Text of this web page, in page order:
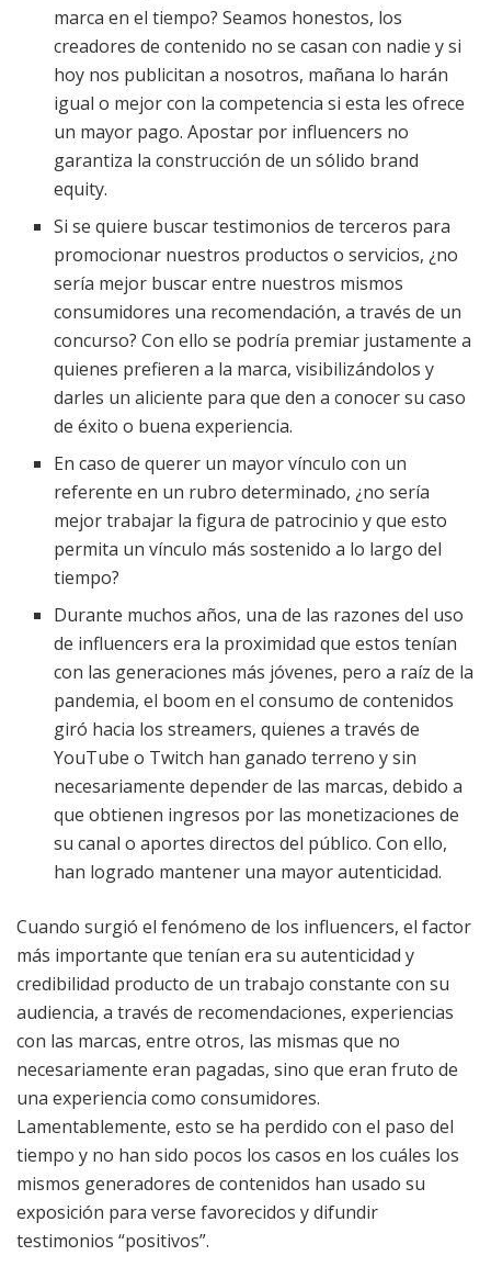
marca en el tiempo? Seamos honestos, los
creadores de contenido no se casan con nadie y si
hoy nos publicitan a nosotros, mañana lo harán
igual o mejor con la competencia si esta les ofrece
un mayor pago. Apostar por influencers no
garantiza la construcción de un sólido brand
equity.
Si se quiere buscar testimonios de terceros para
promocionar nuestros productos o servicios, ¿no
sería mejor buscar entre nuestros mismos
consumidores una recomendación, a través de un
concurso? Con ello se podría premiar justamente a
quienes prefieren a la marca, visibilizándolos y
darles un aliciente para que den a conocer su caso
de éxito o buena experiencia.
En caso de querer un mayor vínculo con un
referente en un rubro determinado, ¿no sería
mejor trabajar la figura de patrocinio y que esto
permita un vínculo más sostenido a lo largo del
tiempo?
Durante muchos años, una de las razones del uso
de influencers era la proximidad que estos tenían
con las generaciones más jóvenes, pero a raíz de la
pandemia, el boom en el consumo de contenidos
giró hacia los streamers, quienes a través de
YouTube o Twitch han ganado terreno y sin
necesariamente depender de las marcas, debido a
que obtienen ingresos por las monetizaciones de
su canal o aportes directos del público. Con ello,
han logrado mantener una mayor autenticidad.
Cuando surgió el fenómeno de los influencers, el factor
más importante que tenían era su autenticidad y
credibilidad producto de un trabajo constante con su
audiencia, a través de recomendaciones, experiencias
con las marcas, entre otros, las mismas que no
necesariamente eran pagadas, sino que eran fruto de
una experiencia como consumidores.
Lamentablemente, esto se ha perdido con el paso del
tiempo y no han sido pocos los casos en los cuáles los
mismos generadores de contenidos han usado su
exposición para verse favorecidos y difundir
testimonios “positivos”.